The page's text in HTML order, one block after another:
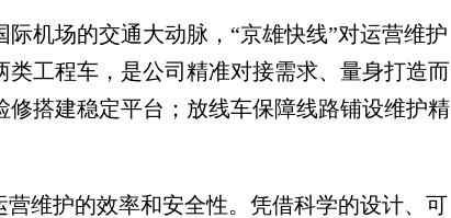
机场的交通大动脉，“京雄快线”对运营维护
工程车，是公司精准对接需求、量身打造而
搭建稳定平台；放线车保障线路铺设维护精
维护的效率和安全性。凭借科学的设计、可